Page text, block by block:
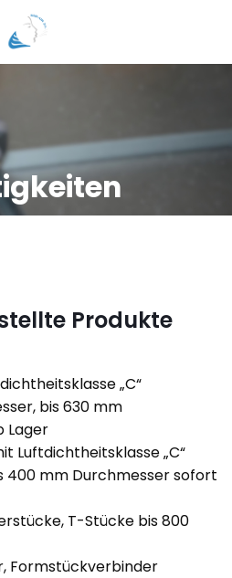
Produkte
„C“
bis 630 mm
Lager
Luftdichtheitsklasse „C“
400 mm Durchmesser sofort
T-Stücke bis 800
Formstückverbinder